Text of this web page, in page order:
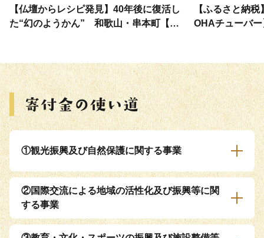
【仏壇からレシピ発見】40年後に復活し
た“幻のようかん” 和歌山・串本町【わ
【ふるさと納
OHAチューバ
①観光振興及び自然保護に関する事業
②国際交流による地域の活性化及び振興等に関
する事業